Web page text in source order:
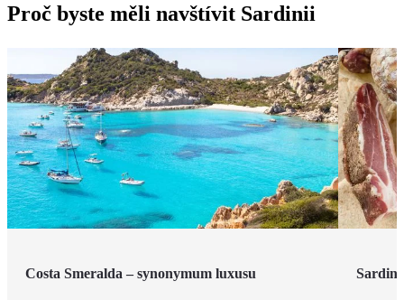
Proč byste měli navštívit Sardinii
Costa Smeralda – synonymum luxusu